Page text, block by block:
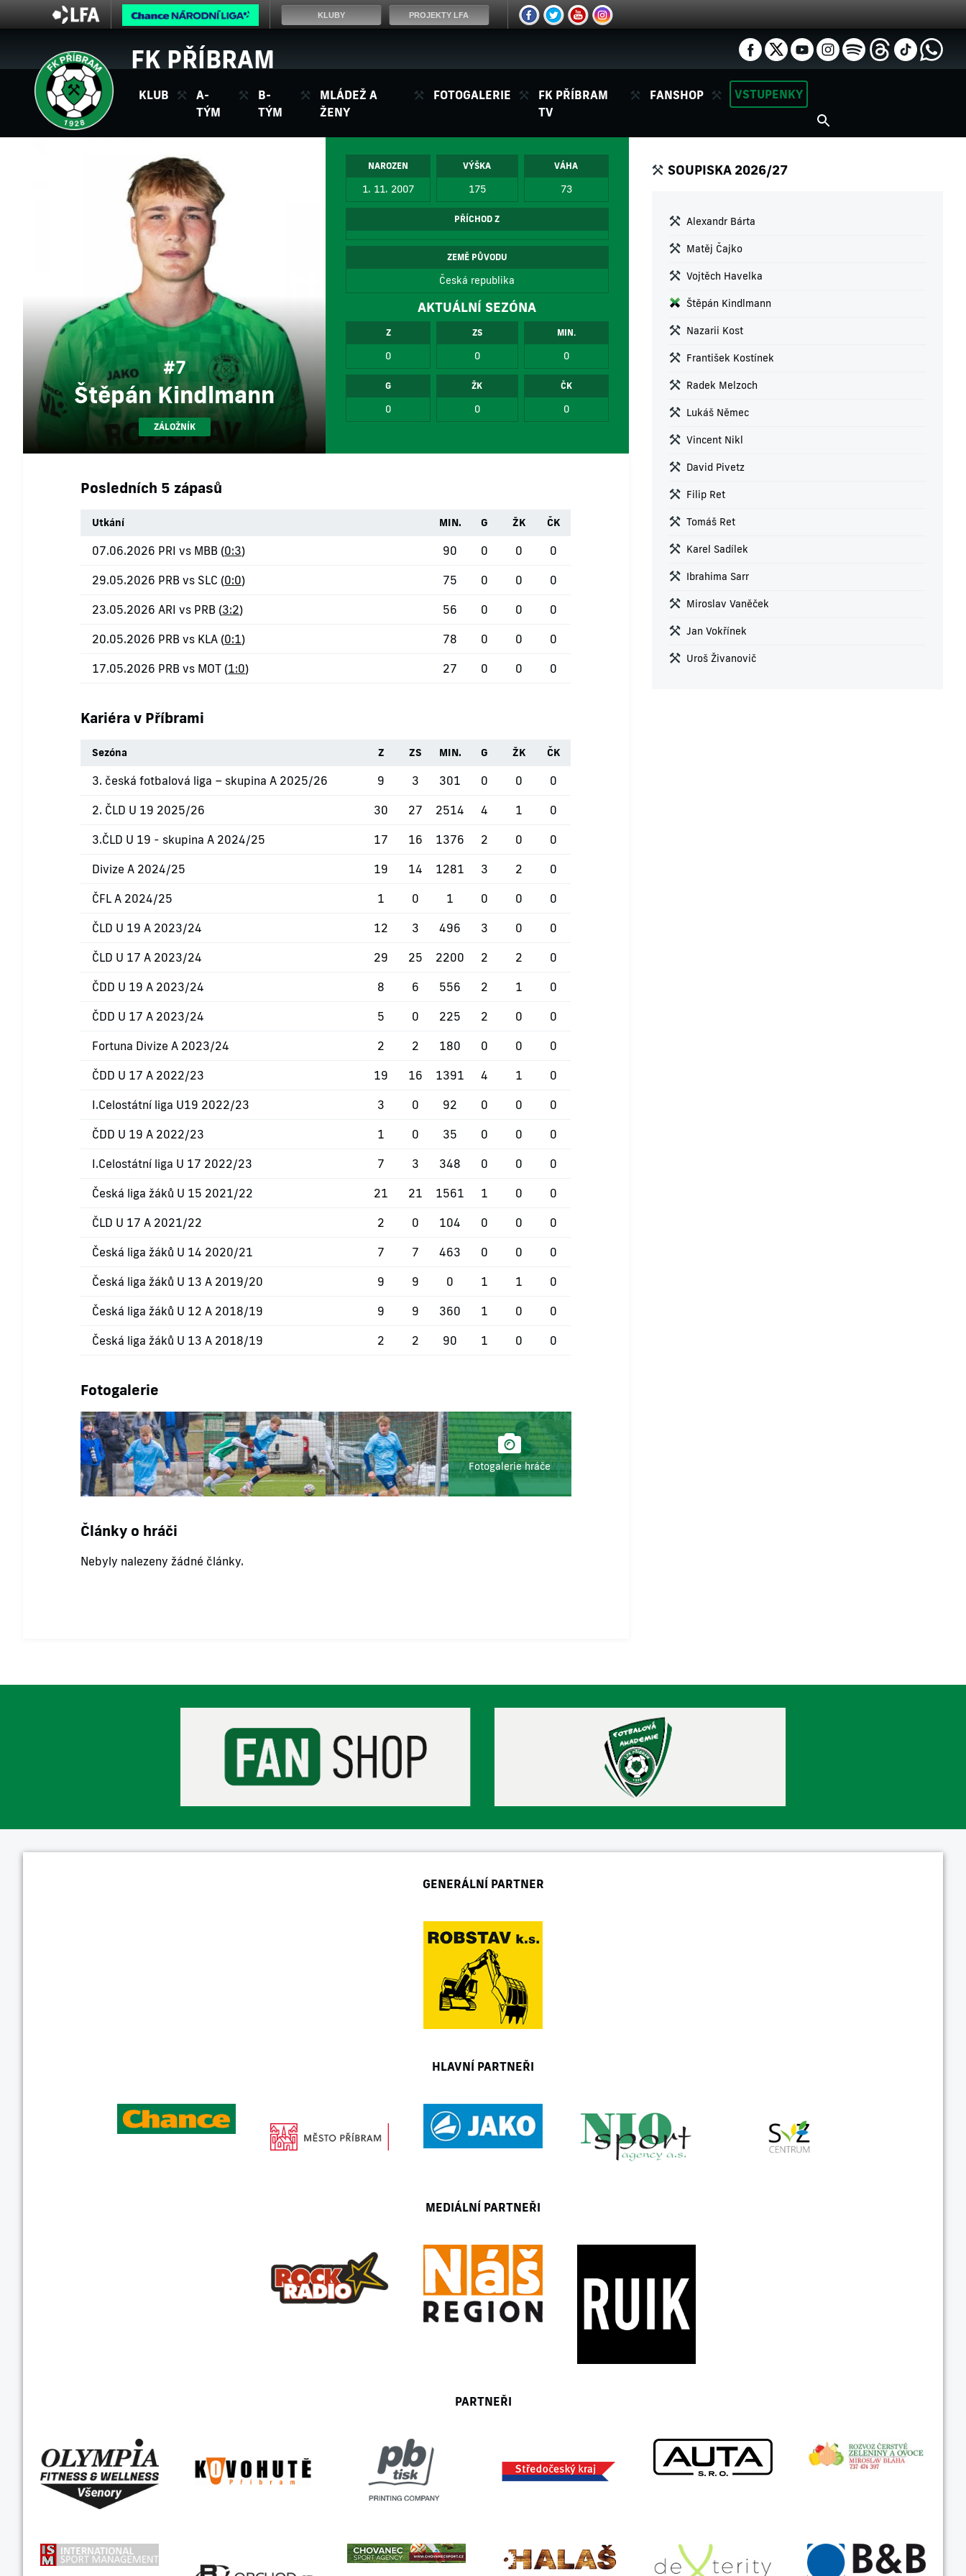
FK PŘÍBRAM
KLUB
A-
TÝM
B-
TÝM
MLÁDEŽ A
ŽENY
FOTOGALERIE
FK PŘÍBRAM
TV
FANSHOP VSTUPENKY
#7
Štěpán Kindlmann
ZÁLOŽNÍK
NAROZEN
1. 11. 2007
VÝŠKA
175
VÁHA
73
PŘÍCHOD Z
ZEMĚ PŮVODU
Česká republika
AKTUÁLNÍ SEZÓNA
Z
0
ZS
0
MIN.
0
G
0
ŽK
0
ČK
0
Posledních 5 zápasů
Utkání MIN. G ŽK ČK
07.06.2026 PRI vs MBB (0:3) 90 0 0 0
29.05.2026 PRB vs SLC (0:0) 75 0 0 0
23.05.2026 ARI vs PRB (3:2) 56 0 0 0
20.05.2026 PRB vs KLA (0:1) 78 0 0 0
17.05.2026 PRB vs MOT (1:0) 27 0 0 0
Kariéra v Příbrami
Sezóna Z ZS MIN. G ŽK ČK
3. česká fotbalová liga – skupina A 2025/26 9 3 301 0 0 0
2. ČLD U 19 2025/26 30 27 2514 4 1 0
3.ČLD U 19 - skupina A 2024/25 17 16 1376 2 0 0
Divize A 2024/25 19 14 1281 3 2 0
ČFL A 2024/25 1 0 1 0 0 0
ČLD U 19 A 2023/24 12 3 496 3 0 0
ČLD U 17 A 2023/24 29 25 2200 2 2 0
ČDD U 19 A 2023/24 8 6 556 2 1 0
ČDD U 17 A 2023/24 5 0 225 2 0 0
Fortuna Divize A 2023/24 2 2 180 0 0 0
ČDD U 17 A 2022/23 19 16 1391 4 1 0
I.Celostátní liga U19 2022/23 3 0 92 0 0 0
ČDD U 19 A 2022/23 1 0 35 0 0 0
I.Celostátní liga U 17 2022/23 7 3 348 0 0 0
Česká liga žáků U 15 2021/22 21 21 1561 1 0 0
ČLD U 17 A 2021/22 2 0 104 0 0 0
Česká liga žáků U 14 2020/21 7 7 463 0 0 0
Česká liga žáků U 13 A 2019/20 9 9 0 1 1 0
Česká liga žáků U 12 A 2018/19 9 9 360 1 0 0
Česká liga žáků U 13 A 2018/19 2 2 90 1 0 0
Fotogalerie
Fotogalerie hráče
Články o hráči
Nebyly nalezeny žádné články.
SOUPISKA 2026/27
Alexandr Bárta
Matěj Čajko
Vojtěch Havelka
Štěpán Kindlmann
Nazarii Kost
František Kostínek
Radek Melzoch
Lukáš Němec
Vincent Nikl
David Pivetz
Filip Ret
Tomáš Ret
Karel Sadílek
Ibrahima Sarr
Miroslav Vaněček
Jan Vokřínek
Uroš Živanovič
GENERÁLNÍ PARTNER
HLAVNÍ PARTNEŘI
MEDIÁLNÍ PARTNEŘI
PARTNEŘI
KLUBY PROJEKTY LFA